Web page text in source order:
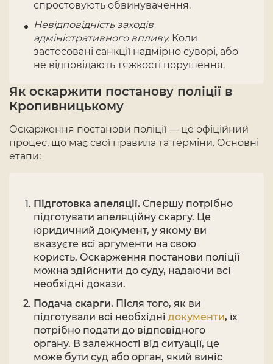
спростовують обвинувачення.
Невідповідність заходів
адміністративного впливу. Коли
застосовані санкції надмірно суворі, або
не відповідають тяжкості порушення.
Як оскаржити постанову поліції в
Кропивницькому
Оскарження постанови поліції — це офіційний
процес, що має свої правила та терміни. Основні
етапи:
Підготовка апеляції. Спершу потрібно
підготувати апеляційну скаргу. Це
юридичний документ, у якому ви
вказуєте всі аргументи на свою
користь. Оскарження постанови поліції
можна здійснити до суду, надаючи всі
необхідні докази.
Подача скарги. Після того, як ви
підготували всі необхідні документи, їх
потрібно подати до відповідного
органу. В залежності від ситуації, це
може бути суд або орган, який виніс